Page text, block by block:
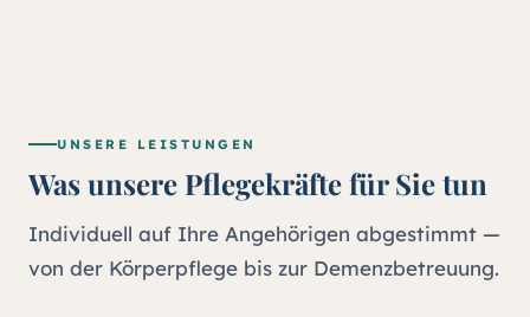
UNSERE LEISTUNGEN
Was unsere Pflegekräfte für Sie tun
Individuell auf Ihre Angehörigen abgestimmt —
von der Körperpflege bis zur Demenzbetreuung.